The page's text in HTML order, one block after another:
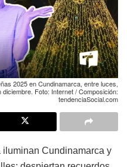
2025 en Cundinamarca, entre luces,
Foto: Internet / Composición:
tendenciaSocial.com
iluminan Cundinamarca y